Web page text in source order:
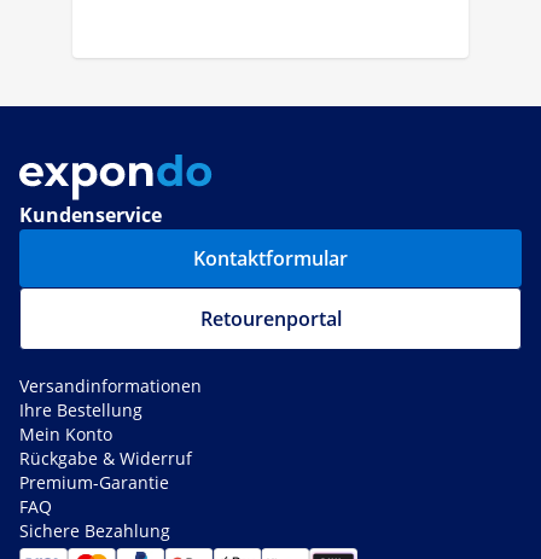
Kundenservice
Kontaktformular
Retourenportal
Versandinformationen
Ihre Bestellung
Mein Konto
Rückgabe & Widerruf
Premium-Garantie
FAQ
Sichere Bezahlung